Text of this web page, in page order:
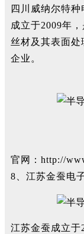
四川威纳尔特
成立于2009年
丝材及其表面
企业。
官网：http://
8、江苏金蚕电
江苏金蚕成立于